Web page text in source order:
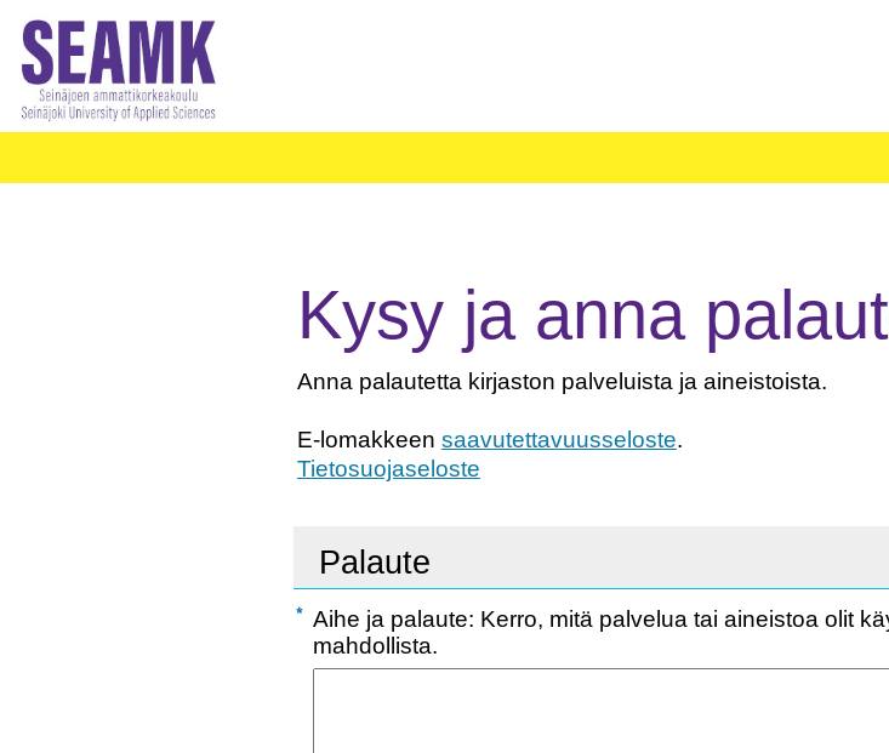
Kysy ja anna
Anna palautetta kirjaston palveluista ja aineistoista.
E-lomakkeen saavutettavuusseloste.
Tietosuojaseloste
Palaute
Aihe ja palaute: Kerro, mitä palvelua tai aineistoa olit
mahdollista.